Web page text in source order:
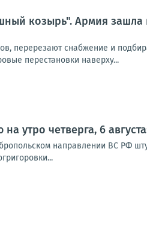
козырь". Армия зашла
перерезают снабжение и
перестановки наверху...
утро четверга, 6
направлении ВС РФ